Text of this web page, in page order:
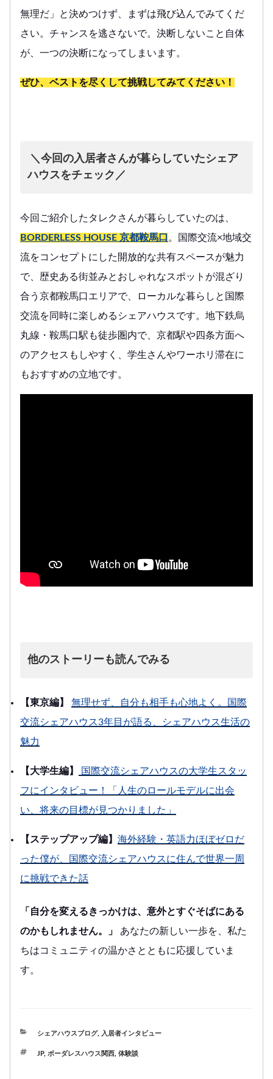
無理だ」と決めつけず、まずは飛び込んでみてくだ
さい。チャンスを逃さないで。決断しないこと自体
が、一つの決断になってしまいます。
ぜひ、ベストを尽くして挑戦してみてください！
＼今回の入居者さんが暮らしていたシェア
ハウスをチェック／
今回ご紹介したタレクさんが暮らしていたのは、
BORDERLESS HOUSE 京都鞍馬口 。国際交流×地域交
流をコンセプトにした開放的な共有スペースが魅力
で、歴史ある街並みとおしゃれなスポットが混ざり
合う京都鞍馬口エリアで、ローカルな暮らしと国際
交流を同時に楽しめるシェアハウスです。地下鉄烏
丸線・鞍馬口駅も徒歩圏内で、京都駅や四条方面へ
のアクセスもしやすく、学生さんやワーホリ滞在に
もおすすめの立地です。
他のストーリーも読んでみる
【東京編】
無理せず、自分も相手も心地よく。国際
交流シェアハウス3年目が語る、シェアハウス生活の
魅力
【大学生編】
国際交流シェアハウスの大学生スタッ
フにインタビュー！「人生のロールモデルに出会
い、将来の目標が見つかりました」
【ステップアップ編】 海外経験・英語力ほぼゼロだ
った僕が、国際交流シェアハウスに住んで世界一周
に挑戦できた話
「自分を変えるきっかけは、意外とすぐそばにある
のかもしれません。」
あなたの新しい一歩を、私た
ちはコミュニティの温かさとともに応援していま
す。
カ
シェアハウスブログ, 入居者インタビュー
タ
JP, ボーダレスハウス関西, 体験談